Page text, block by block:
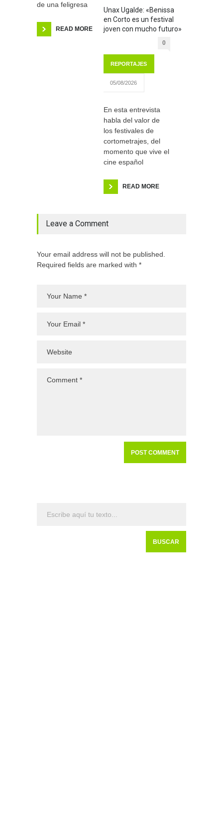
de una feligresa
READ MORE
Unax Ugalde: «Benissa
en Corto es un festival
joven con mucho futuro»
0
REPORTAJES
05/08/2026
En esta entrevista
habla del valor de
los festivales de
cortometrajes, del
momento que vive el
cine español
READ MORE
Leave a Comment
Your email address will not be published.
Required fields are marked with *